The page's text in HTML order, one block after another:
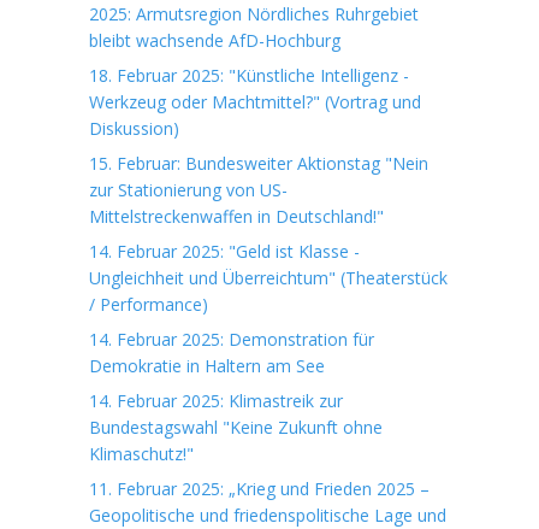
2025: Armutsregion Nördliches Ruhrgebiet
bleibt wachsende AfD-Hochburg
18. Februar 2025: "Künstliche Intelligenz -
Werkzeug oder Machtmittel?" (Vortrag und
Diskussion)
15. Februar: Bundesweiter Aktionstag "Nein
zur Stationierung von US-
Mittelstreckenwaffen in Deutschland!"
14. Februar 2025: "Geld ist Klasse -
Ungleichheit und Überreichtum" (Theaterstück
/ Performance)
14. Februar 2025: Demonstration für
Demokratie in Haltern am See
14. Februar 2025: Klimastreik zur
Bundestagswahl "Keine Zukunft ohne
Klimaschutz!"
11. Februar 2025: „Krieg und Frieden 2025 –
Geopolitische und friedenspolitische Lage und